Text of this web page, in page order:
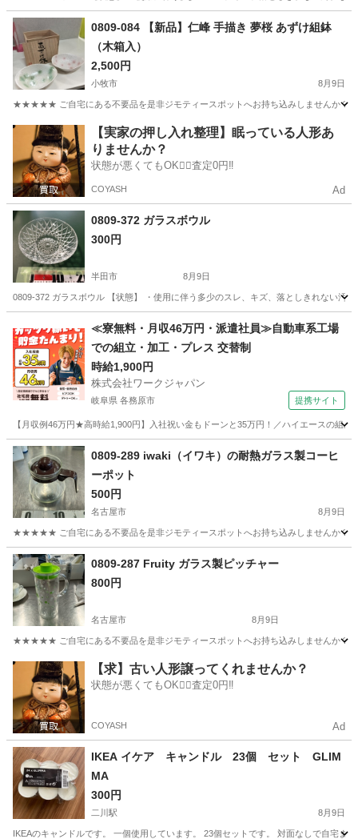
愛知 半田市 現地
0809-084 【新品】仁峰 手描き 夢桜 あずけ組鉢
（木箱入）
2,500円
小牧市 8月9日
★★★★★ ご自宅にある不要品を是非ジモティースポットへお持ち込みしませんか？
愛知 小牧市 食器 現地
【実家の押し入れ整理】眠っている人形あ
りませんか？
状態が悪くてもOK🙆‍♀️査定0円‼️
COYASH Ad
0809-372 ガラスボウル
300円
半田市 8月9日
0809-372 ガラスボウル 【状態】 ・使用に伴う多少のスレ、キズ、落としきれない
食器 現地
≪寮無料・月収46万円・派遣社員≫自動車系工場
での組立・加工・プレス 交替制
時給1,900円
株式会社ワークジャパン
岐阜県 各務原市 提携サイト
【月収例46万円★高時給1,900円】入社祝い金もドーンと35万円！／ハイエースの組
岐阜 各務原市 0809-289 iwaki（イワキ）の耐熱ガラス製コーヒ
ーポット
500円
名古屋市 8月9日
★★★★★ ご自宅にある不要品を是非ジモティースポットへお持ち込みしませんか？
愛知 名古屋市 0809-287 Fruity ガラス製ピッチャー
800円
名古屋市 8月9日
★★★★★ ご自宅にある不要品を是非ジモティースポットへお持ち込みしませんか？
愛知 名古屋市 食器 現地
【求】古い人形譲ってくれませんか？
状態が悪くてもOK🙆‍♀️査定0円‼️
COYASH Ad
IKEA イケア キャンドル 23個 セット GLIM
MA
300円
二川駅 8月9日
IKEAのキャンドルです。 一個使用しています。 23個セットです。 対面なしで自宅ま